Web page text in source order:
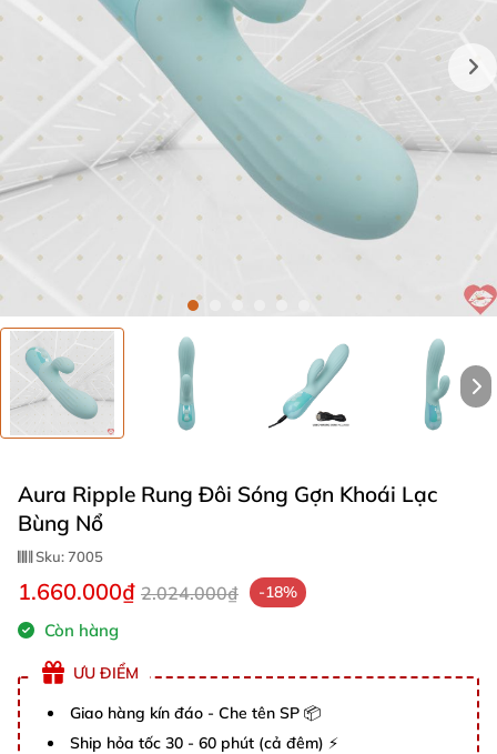
Aura Ripple Rung Đôi Sóng Gợn Khoái Lạc
Bùng Nổ
Sku:7005
1.660.000₫ 2.024.000₫ -18%
Còn hàng
ƯU ĐIỂM
Giao hàng kín đáo - Che tên SP 📦
Ship hỏa tốc 30 - 60 phút (cả đêm) ⚡